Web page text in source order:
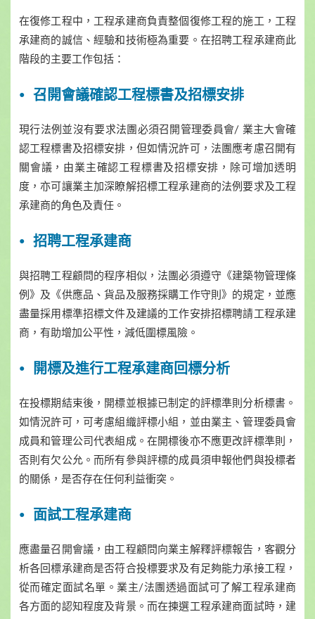
在復修工程中，工程承建商負責整個復修工程的施工，工程
承建商的誠信、經驗和技術極為重要。在招聘工程承建商此
階段的主要工作包括：
召開會議確認工程標書及招標安排
現行法例並沒有要求法團必須召開管理委員會/ 業主大會確
認工程標書及招標安排，但如情況許可，法團應考慮召開有
關會議，由業主確認工程標書及招標安排，除可增加透明
度，亦可讓業主加深瞭解招標工程承建商的法例要求及工程
承建商的角色及責任。
招聘工程承建商
與招聘工程顧問的程序相似，法團必須遵守《建築物管理條
例》及《供應品、貨品及服務採購工作守則》的規定，並應
盡量採用標準招標文件及建議的工作安排招標聘請工程承建
商，有助增加公平性，減低圍標風險。
開標及進行工程承建商回標分析
在投標期結束後，開標並根據已制定的評標準則分析標書。
如情況許可，可考慮組織評標小組，並由業主、管理委員會
成員和管理公司代表組成。在開標後亦不應更改評標準則，
否則有欠公允。而所有參與評標的成員須申報他們與投標者
的關係，是否存在任何利益衝突。
面試工程承建商
應盡量召開會議，由工程顧問向業主解釋評標報告，客觀分
析各回標承建商是否符合投標要求及有足夠能力承接工程，
從而確定面試名單。業主/法團透過面試可了解工程承建商
各方面的認知程度及背景。而在揀選工程承建商面試時，建